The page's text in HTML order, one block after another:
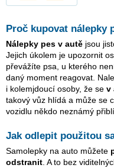
Proč kupovat nálepky
Nálepky pes v autě jsou
Jejich úkolem je upozornit
převážíte psa, u kterého
daný moment reagovat.
i kolemjdoucí osoby, že se v
takový vůz hlídá a může se
vozidlu někdo neznámý
Jak odlepit použitou
Samolepky na auto můžete
odstranit . A to bez